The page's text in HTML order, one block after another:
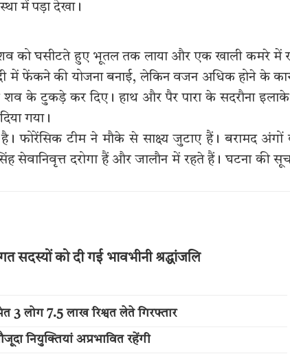
में पड़ा देखा।
शव को घसीटते हुए भूतल तक लाया और एक खाली कमरे में
में फेंकने की योजना बनाई, लेकिन वजन अधिक होने के
के टुकड़े कर दिए। हाथ और पैर पारा के सदरौना
गया।
फोरेंसिक टीम ने मौके से साक्ष्य जुटाए हैं। बरामद अंगों
सेवानिवृत्त दरोगा हैं और जालौन में रहते हैं। घटना की
सदस्यों को दी गई भावभीनी श्रद्धांजलि
3 लोग 7.5 लाख रिश्वत लेते गिरफ्तार
नियुक्तियां अप्रभावित रहेंगी